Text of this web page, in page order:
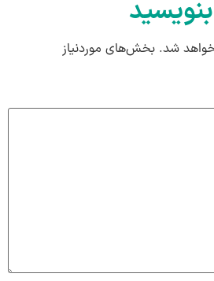
شد. بخش‌های موردنیاز